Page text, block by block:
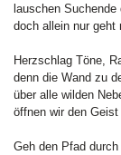
lauschen
doch allein nur geht
Herzschlag Töne,
denn die Wand zu
über alle wilden
öffnen wir den Geist
Geh den Pfad